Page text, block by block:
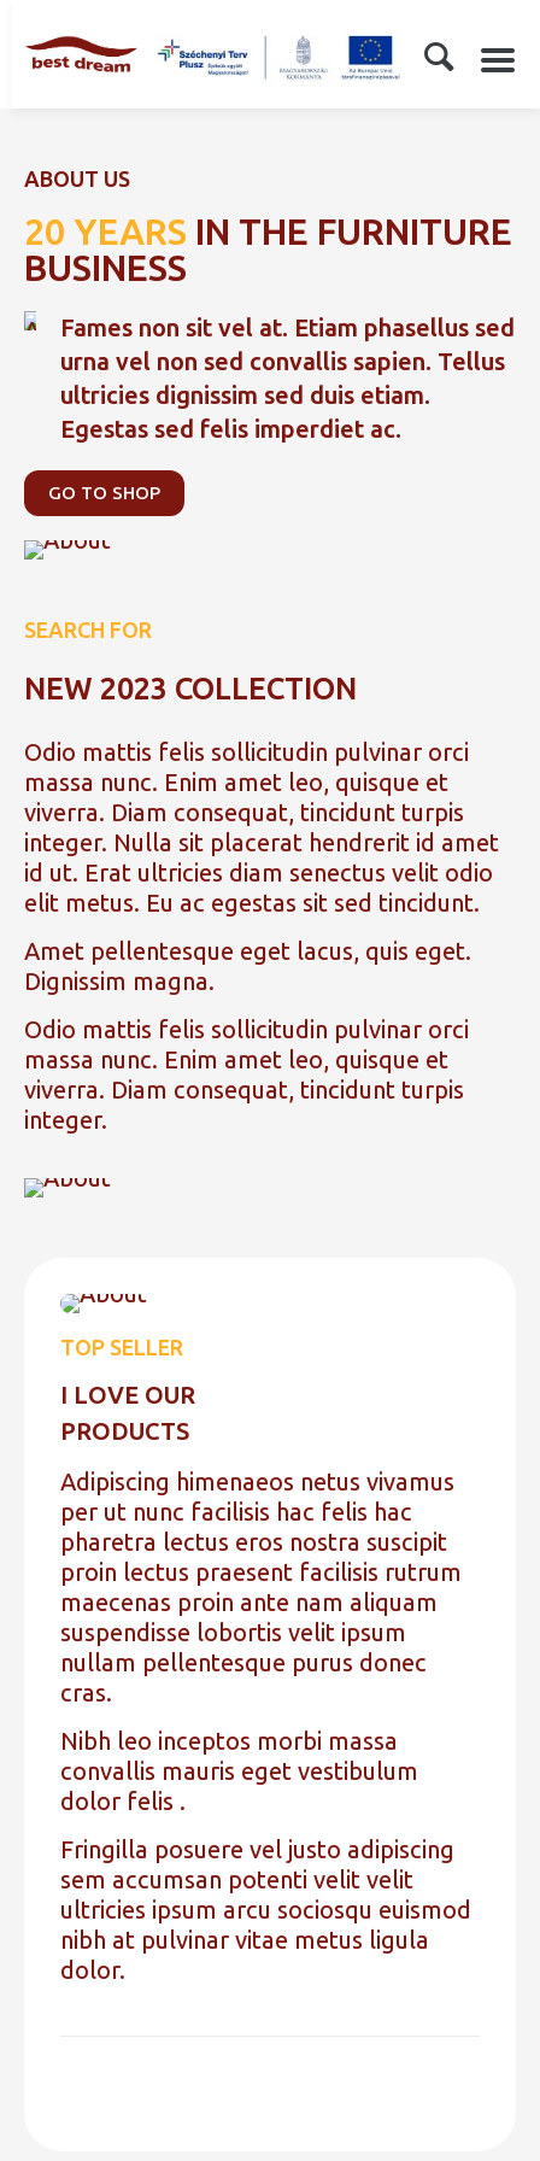
ABOUT US
20 YEARS IN THE FURNITURE
BUSINESS
Fames non sit vel at. Etiam phasellus sed
urna vel non sed convallis sapien. Tellus
ultricies dignissim sed duis etiam.
Egestas sed felis imperdiet ac.
GO TO SHOP
SEARCH FOR
NEW 2023 COLLECTION
Odio mattis felis sollicitudin pulvinar orci
massa nunc. Enim amet leo, quisque et
viverra. Diam consequat, tincidunt turpis
integer. Nulla sit placerat hendrerit id amet
id ut. Erat ultricies diam senectus velit odio
elit metus. Eu ac egestas sit sed tincidunt.
Amet pellentesque eget lacus, quis eget.
Dignissim magna.
Odio mattis felis sollicitudin pulvinar orci
massa nunc. Enim amet leo, quisque et
viverra. Diam consequat, tincidunt turpis
integer.
TOP SELLER
I LOVE OUR
PRODUCTS
Adipiscing himenaeos netus vivamus
per ut nunc facilisis hac felis hac
pharetra lectus eros nostra suscipit
proin lectus praesent facilisis rutrum
maecenas proin ante nam aliquam
suspendisse lobortis velit ipsum
nullam pellentesque purus donec
cras.
Nibh leo inceptos morbi massa
convallis mauris eget vestibulum
dolor felis .
Fringilla posuere vel justo adipiscing
sem accumsan potenti velit velit
ultricies ipsum arcu sociosqu euismod
nibh at pulvinar vitae metus ligula
dolor.